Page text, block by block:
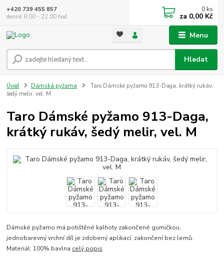
Menu
Hledat
+420 739 455 857
denně 8.00 - 22.00 hod.
0 ks
za 0,00 Kč
Úvod Dámská pyžama
Taro Dámské pyžamo 913-Daga, krátký rukáv,
šedý melir, vel. M
Taro Dámské pyžamo 913-Daga,
krátký rukáv, šedý melir, vel. M
Dámské pyžamo má potištěné kalhoty zakončené gumičkou,
jednobarevný vrchní díl je zdobený aplikací, zakončení bez lemů.
Materiál: 100% bavlna celý popis